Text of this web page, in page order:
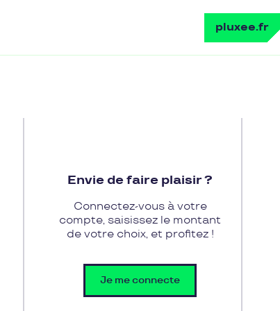
pluxee.fr
Envie de faire plaisir ?
Connectez-vous à votre
compte, saisissez le montant
de votre choix, et profitez !
Je me connecte